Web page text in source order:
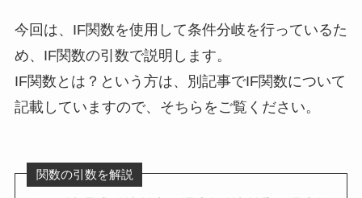
今回は、IF関数を使用して条件分岐を行っているた
め、IF関数の引数で説明します。
IF関数とは？という方は、別記事でIF関数について
記載していますので、そちらをご覧ください。
関数の引数を解説